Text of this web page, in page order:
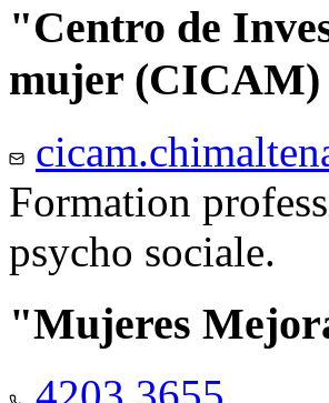
"Centro de
mujer (CICAM)
Formation
psycho sociale.
"Mujeres